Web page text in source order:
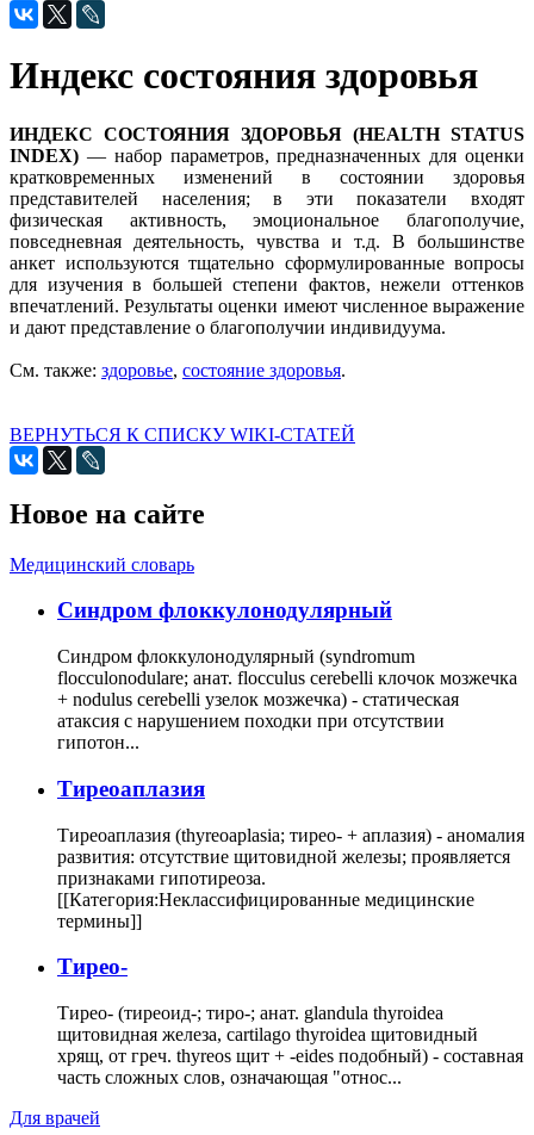
Индекс состояния здоровья
ИНДЕКС СОСТОЯНИЯ ЗДОРОВЬЯ (HEALTH STATUS
INDEX) — набор параметров, предназначенных для оценки
кратковременных изменений в состоянии здоровья
представителей населения; в эти показатели входят
физическая активность, эмоциональное благополучие,
повседневная деятельность, чувства и т.д. В большинстве
анкет используются тщательно сформулированные вопросы
для изучения в большей степени фактов, нежели оттенков
впечатлений. Результаты оценки имеют численное выражение
и дают представление о благополучии индивидуума.
См. также: здоровье, состояние здоровья.
ВЕРНУТЬСЯ К СПИСКУ WIKI-СТАТЕЙ
Новое на сайте
Медицинский словарь
Cиндром флоккулонодулярный
Синдром флоккулонодулярный (syndromum
flocculonodulare; анат. flocculus cerebelli клочок мозжечка
+ nodulus cerebelli узелок мозжечка) - статическая
атаксия с нарушением походки при отсутствии
гипотон...
Тиреоаплазия
Тиреоаплазия (thyreoaplasia; тирео- + аплазия) - аномалия
развития: отсутствие щитовидной железы; проявляется
признаками гипотиреоза.
[[Категория:Неклассифицированные медицинские
термины]]
Тирео-
Тирео- (тиреоид-; тиро-; анат. glandula thyroidea
щитовидная железа, cartilago thyroidea щитовидный
хрящ, от греч. thyreos щит + -eides подобный) - составная
часть сложных слов, означающая "относ...
Для врачей